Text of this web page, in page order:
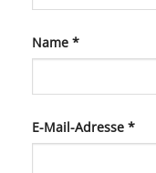
Name *
E-Mail-Adresse *